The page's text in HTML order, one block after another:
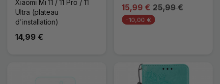
Xiaomi Mi 11 / 11 Pro / 11
Ultra (plateau
d'installation)
14,99 €
15,99 € 25,99 €
-10,00 €